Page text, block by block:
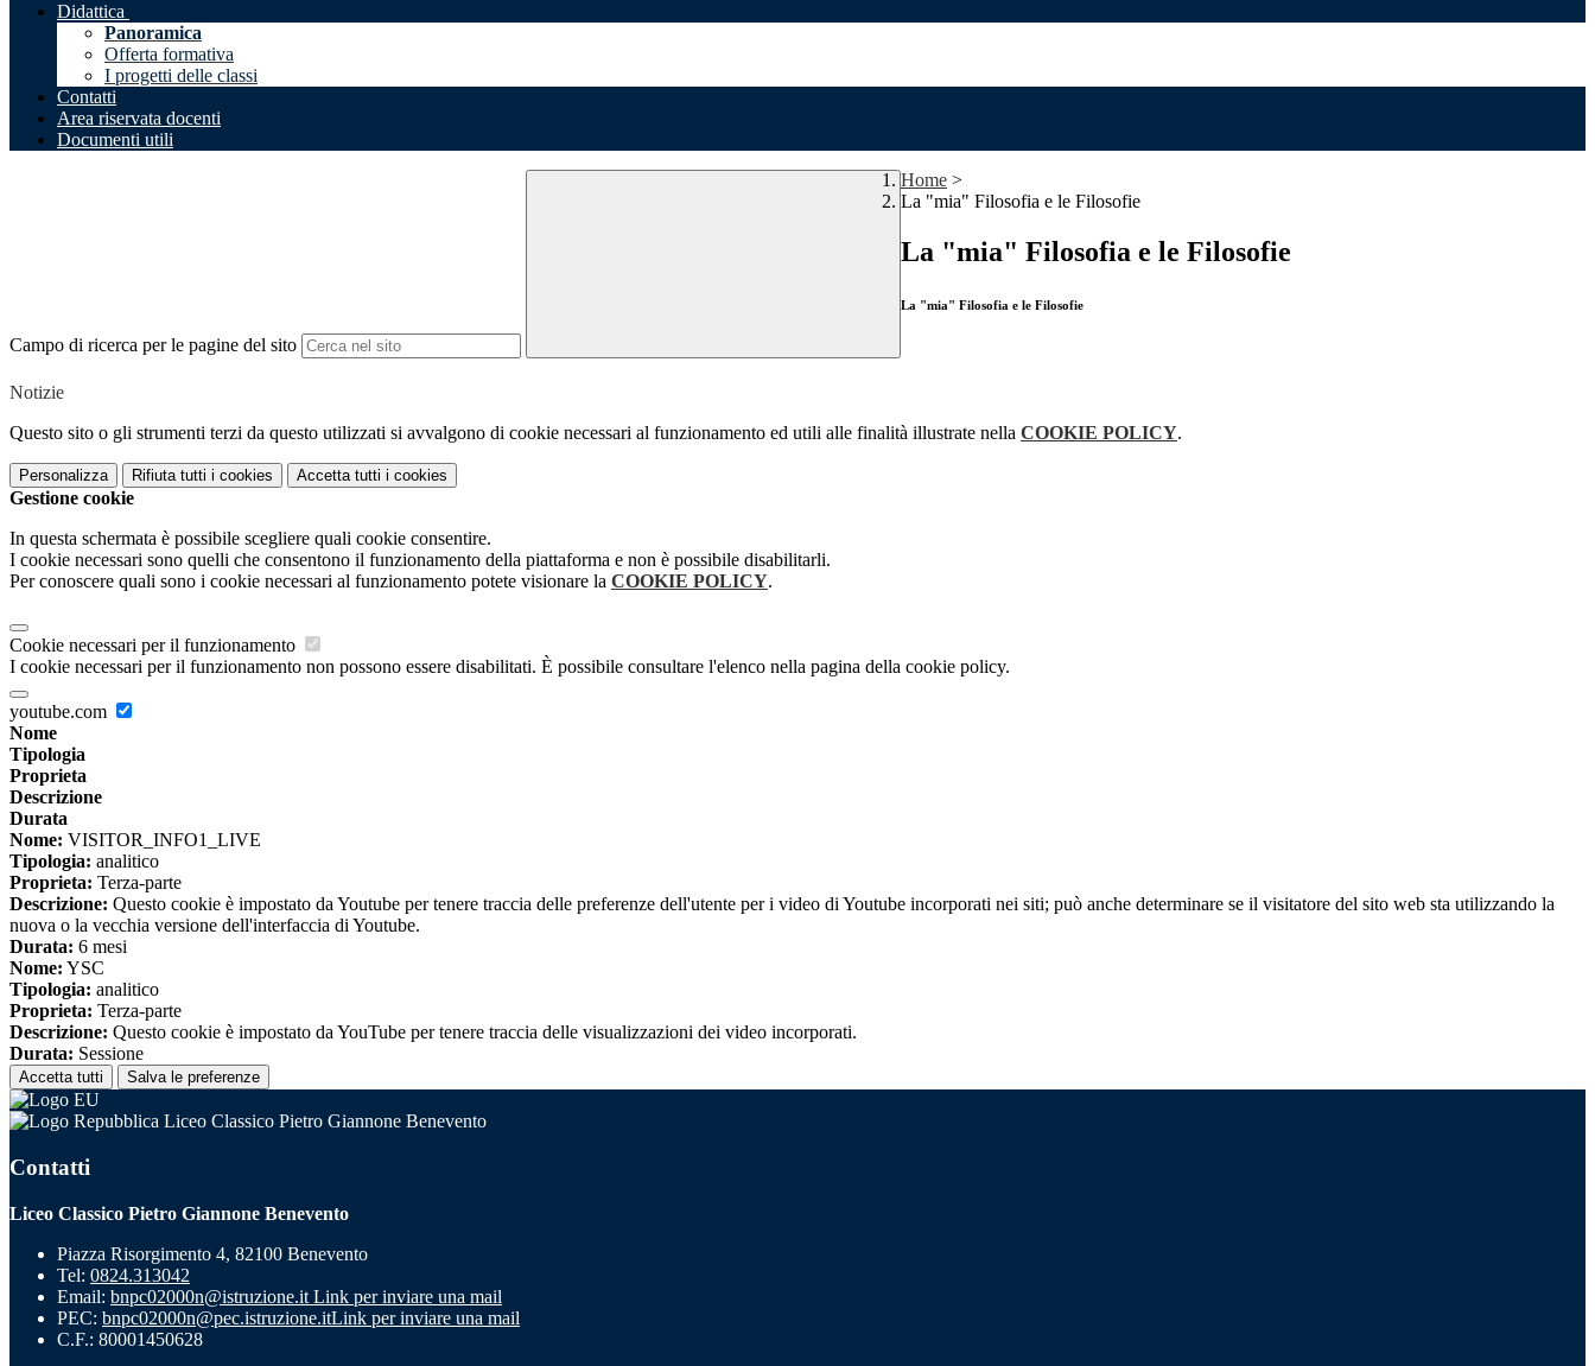
Didattica
Panoramica
Offerta formativa
I progetti delle classi
Contatti
Area riservata docenti
Documenti utili
Campo di ricerca per le pagine del sito
Home >
La "mia" Filosofia e le Filosofie
La "mia" Filosofia e le Filosofie
La "mia" Filosofia e le Filosofie
Notizie
Questo sito o gli strumenti terzi da questo utilizzati si avvalgono di cookie necessari al funzionamento ed utili alle finalità illustrate nella COOKIE POLICY.
Personalizza Rifiuta tutti i cookies Accetta tutti i cookies
Gestione cookie
In questa schermata è possibile scegliere quali cookie consentire.
I cookie necessari sono quelli che consentono il funzionamento della piattaforma e non è possibile disabilitarli.
Per conoscere quali sono i cookie necessari al funzionamento potete visionare la COOKIE POLICY.
Cookie necessari per il funzionamento
I cookie necessari per il funzionamento non possono essere disabilitati. È possibile consultare l'elenco nella pagina della cookie policy.
youtube.com
Nome
Tipologia
Proprieta
Descrizione
Durata
Nome: VISITOR_INFO1_LIVE
Tipologia: analitico
Proprieta: Terza-parte
Descrizione: Questo cookie è impostato da Youtube per tenere traccia delle preferenze dell'utente per i video di Youtube incorporati nei siti; può anche determinare se il visitatore del sito web sta utilizzando la
nuova o la vecchia versione dell'interfaccia di Youtube.
Durata: 6 mesi
Nome: YSC
Tipologia: analitico
Proprieta: Terza-parte
Descrizione: Questo cookie è impostato da YouTube per tenere traccia delle visualizzazioni dei video incorporati.
Durata: Sessione
Accetta tutti Salva le preferenze
Liceo Classico Pietro Giannone Benevento
Contatti
Liceo Classico Pietro Giannone Benevento
Piazza Risorgimento 4, 82100 Benevento
Tel: 0824.313042
Email: bnpc02000n@istruzione.it Link per inviare una mail
PEC: bnpc02000n@pec.istruzione.itLink per inviare una mail
C.F.: 80001450628